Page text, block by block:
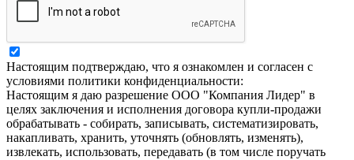
Настоящим подтверждаю, что я ознакомлен и согласен с
условиями политики конфиденциальности:
Настоящим я даю разрешение ООО "Компания Лидер" в
целях заключения и исполнения договора купли-продажи
обрабатывать - собирать, записывать, систематизировать,
накапливать, хранить, уточнять (обновлять, изменять),
извлекать, использовать, передавать (в том числе поручать